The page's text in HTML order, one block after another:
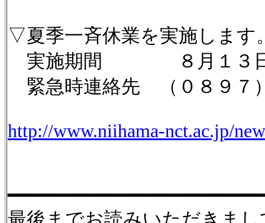
▽夏季一斉休業を実施します
実施期間 ８月１３日（
緊急時連絡先 （０８９７
http://www.niihama-nct.ac.jp/